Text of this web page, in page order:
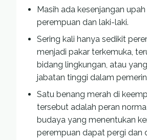
Masih ada kesenjangan
perempuan dan laki-laki.
Sering kali hanya sedikit
menjadi pakar terkemuka,
bidang lingkungan, atau
jabatan tinggi dalam
Satu benang merah di
tersebut adalah peran
budaya yang menentukan
perempuan dapat pergi dan